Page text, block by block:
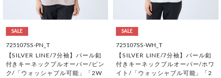
SALE
725107SS-PN_T
【SILVER LINE/7分袖】パール釦
付きキーネックプルオーバー/ピン
ク/「ウォッシャブル可能」「2W
SALE
725107SS-WH_T
【SILVER LINE/7分袖】パール釦
付きキーネックプルオーバー/ホワ
イト/「ウォッシャブル可能」「2